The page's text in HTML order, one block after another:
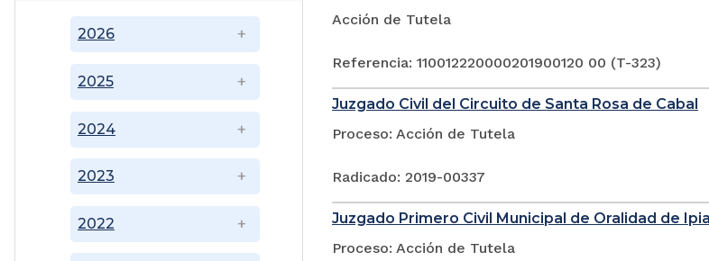
2022
2023
2024
2025
2026
Acción de Tutela
Referencia: 110012220000201900120 00 (T-323)
Juzgado Civil del Circuito de Santa Rosa de Cabal
Proceso: Acción de Tutela
Radicado: 2019-00337
Juzgado Primero Civil Municipal de Oralidad de
Proceso: Acción de Tutela